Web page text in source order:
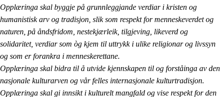
Opplæringa skal byggje på grunnleggjande verdiar i kristen og
humanistisk arv og tradisjon, slik som respekt for menneskeverdet og
naturen, på åndsfridom, nestekjærleik, tilgjeving, likeverd og
solidaritet, verdiar som òg kjem til uttrykk i ulike religionar og livssyn
og som er forankra i menneskerettane.
Opplæringa skal bidra til å utvide kjennskapen til og forståinga av den
nasjonale kulturarven og vår felles internasjonale kulturtradisjon.
Opplæringa skal gi innsikt i kulturelt mangfald og vise respekt for den